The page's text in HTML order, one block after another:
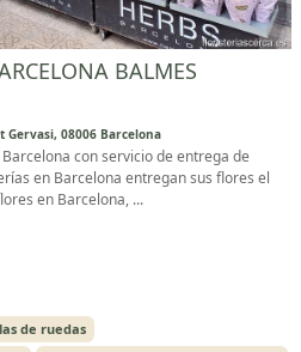
BALMES
08006 Barcelona
Barcelona con servicio de entrega de
en Barcelona entregan sus flores el
en Barcelona, ​​...
de ruedas